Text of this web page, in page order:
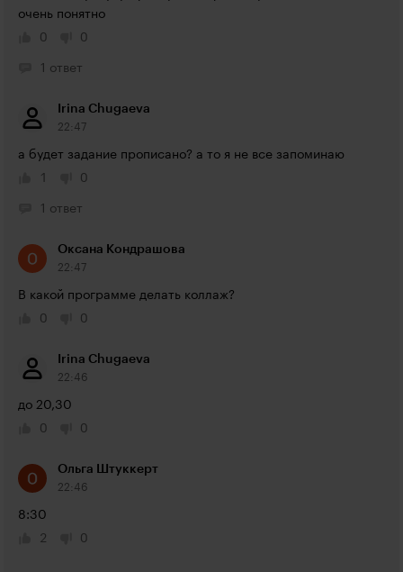
очень понятно
0
0
1 ответ
Irina Chugaeva
22:47
а будет задание прописано? а то я не все запоминаю
1
0
1 ответ
Оксана Кондрашова
22:47
В какой программе делать коллаж?
0
0
Irina Chugaeva
22:46
до 20,30
0
0
Ольга Штуккерт
22:46
8:30
2
0